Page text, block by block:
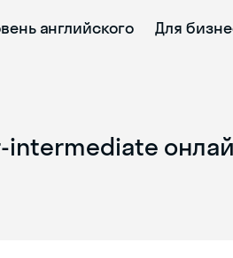
английского Для
intermediate